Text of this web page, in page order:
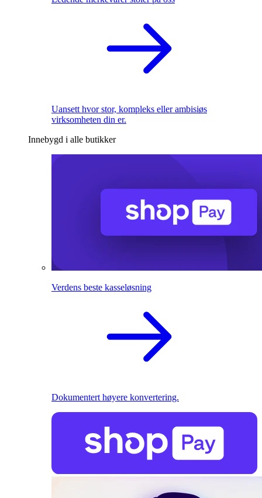
Uansett hvor stor, kompleks eller ambisiøs
virksomheten din er.
Innebygd i alle butikker
Verdens beste kasseløsning
Dokumentert høyere konvertering.